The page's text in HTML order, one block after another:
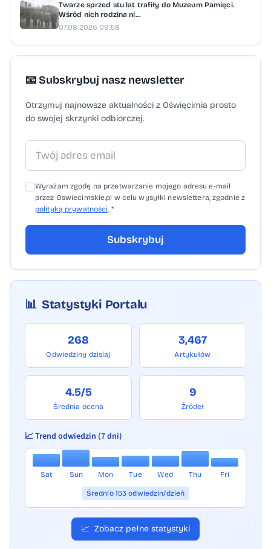
Twarze sprzed stu lat trafiły do Muzeum Pamięci.
Wśród nich rodzina ni...
07.08.2026 09:58
📧 Subskrybuj nasz newsletter
Otrzymuj najnowsze aktualności z Oświęcimia prosto
do swojej skrzynki odbiorczej.
Wyrażam zgodę na przetwarzanie mojego adresu e-mail
przez Oswiecimskie.pl w celu wysyłki newslettera, zgodnie z
polityką prywatności. *
Subskrybuj
📊 Statystyki Portalu
268
Odwiedziny dzisiaj
3,467
Artykułów
4.5/5
Średnia ocena
9
Źródeł
📈 Trend odwiedzin (7 dni)
Sat Sun Mon Tue Wed Thu Fri
Średnio 153 odwiedzin/dzień
📈 Zobacz pełne statystyki